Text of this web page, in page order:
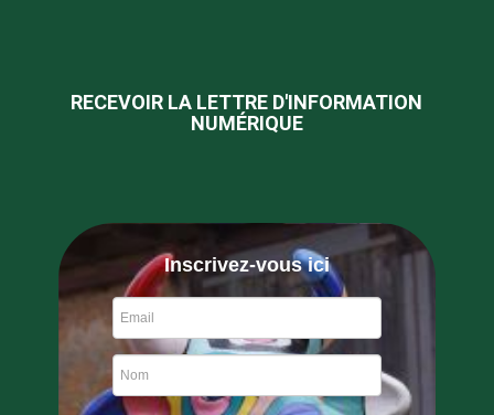
RECEVOIR LA LETTRE D'INFORMATION
NUMÉRIQUE
Inscrivez-vous ici